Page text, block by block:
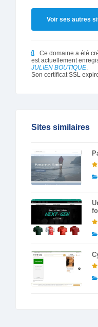
Voir ses autres
Ce domaine a été
est actuellement
JULIEN BOUTIQUE.
Son certificat SSL
Sites similaires